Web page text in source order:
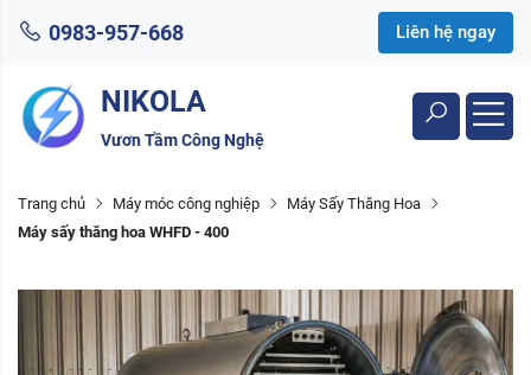
0983-957-668 Liên hệ ngay
NIKOLA
Vươn Tầm Công Nghệ
Trang chủ Máy móc công nghiệp
Máy Sấy Thăng Hoa
Máy sấy thăng hoa WHFD - 400